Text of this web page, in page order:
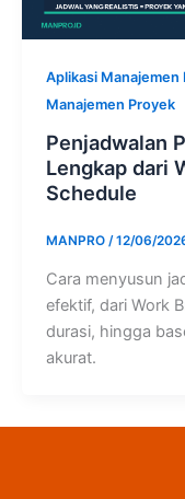
Aplikasi Manajemen
Manajemen Proyek
Penjadwalan
Lengkap dari
Schedule
MANPRO /12/06/
Cara menyusun
efektif, dari Work
durasi, hingga
akurat.